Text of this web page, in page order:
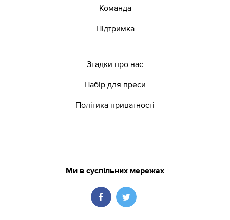
Команда
Підтримка
Згадки про нас
Набір для преси
Політика приватності
Ми в суспільних мережах